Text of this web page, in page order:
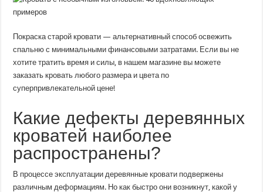
Покраска старой кровати — альтернативный способ освежить
спальню с минимальными финансовыми затратами. Если вы не
хотите тратить время и силы, в нашем магазине вы можете
заказать кровать любого размера и цвета по
суперпривлекательной цене!
Какие дефекты деревянных
кроватей наиболее
распространены?
В процессе эксплуатации деревянные кровати подвержены
различным деформациям. Но как быстро они возникнут, какой у